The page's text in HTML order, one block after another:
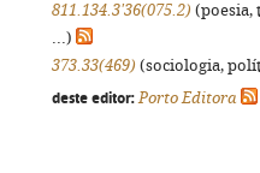
811.134.3'36(075.2) (poesia,
...)
373.33(469) (sociologia,
deste editor: Porto Editora